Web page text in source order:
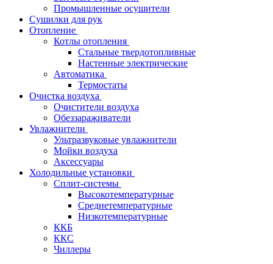
Промышленные осушители
Сушилки для рук
Отопление
Котлы отопления
Стальные твердотопливные
Настенные электрические
Автоматика
Термостаты
Очистка воздуха
Очистители воздуха
Обеззараживатели
Увлажнители
Ультразвуковые увлажнители
Мойки воздуха
Аксессуары
Холодильные установки
Сплит-системы
Высокотемпературные
Среднетемпературные
Низкотемпературные
ККБ
ККС
Чиллеры